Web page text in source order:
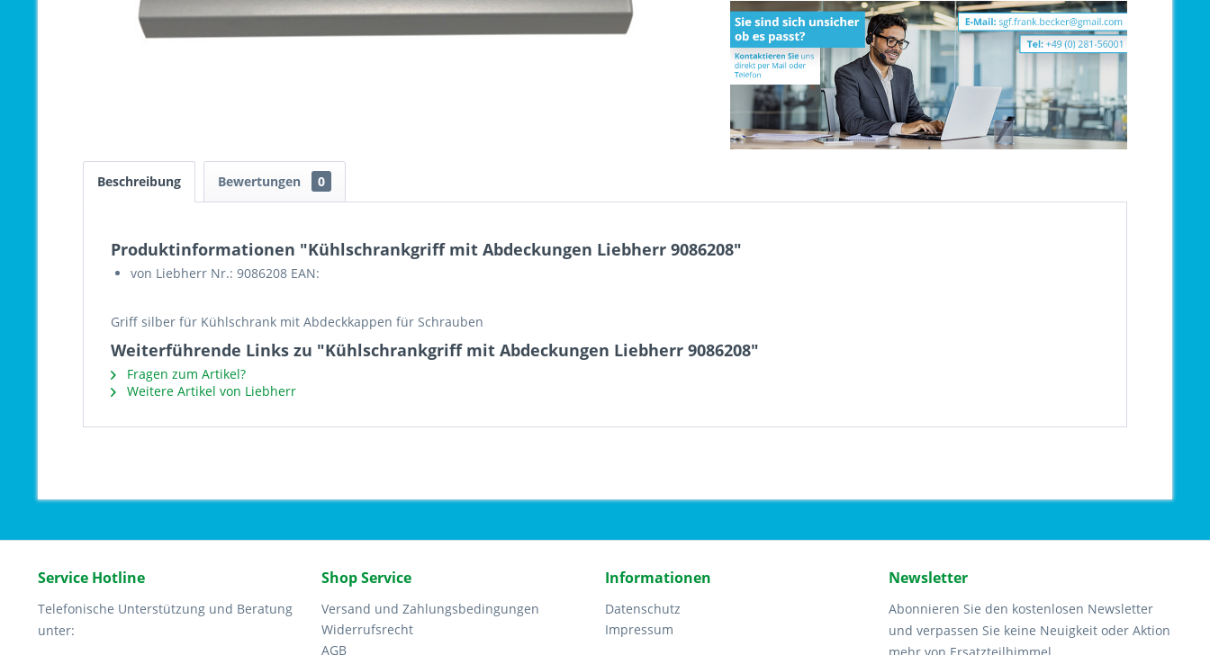
Beschreibung Bewertungen 0
Produktinformationen "Kühlschrankgriff mit Abdeckungen Liebherr 9086208"
von Liebherr Nr.: 9086208 EAN:
Griff silber für Kühlschrank mit Abdeckkappen für Schrauben
Weiterführende Links zu "Kühlschrankgriff mit Abdeckungen Liebherr 9086208"
Fragen zum Artikel?
Weitere Artikel von Liebherr
Service Hotline
Telefonische Unterstützung und Beratung
unter:
Shop Service
Versand und Zahlungsbedingungen
Widerrufsrecht
AGB
Informationen
Datenschutz
Impressum
Newsletter
Abonnieren Sie den kostenlosen Newsletter
und verpassen Sie keine Neuigkeit oder Aktion